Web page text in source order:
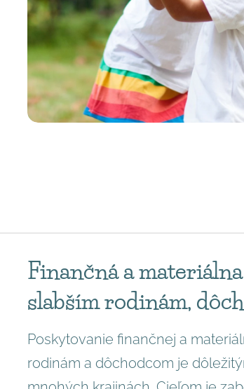
Finančná a
slabším rodinám,
Poskytovanie finančnej a
rodinám a dôchodcom je